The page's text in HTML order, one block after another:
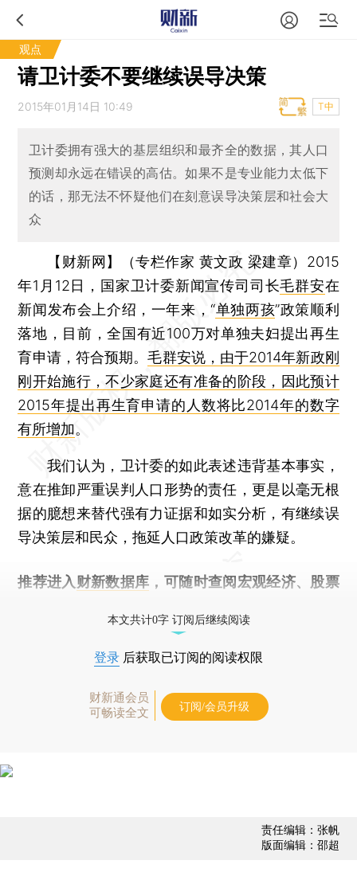
观点
请卫计委不要继续误导决策
2015年01月14日 10:49 T中
卫计委拥有强大的基层组织和最齐全的数据，其人口
预测却永远在错误的高估。如果不是专业能力太低下
的话，那无法不怀疑他们在刻意误导决策层和社会大
众
【财新网】（专栏作家 黄文政 梁建章） 2015
年1月12日，国家卫计委新闻宣传司司长毛群安在
新闻发布会上介绍，一年来，“单独两孩”政策顺利
落地，目前，全国有近100万对单独夫妇提出再生
育申请，符合预期。毛群安说，由于2014年新政刚
刚开始施行，不少家庭还有准备的阶段，因此预计
2015年提出再生育申请的人数将比2014年的数字
有所增加。
我们认为，卫计委的如此表述违背基本事实，
意在推卸严重误判人口形势的责任，更是以毫无根
据的臆想来替代强有力证据和如实分析，有继续误
导决策层和民众，拖延人口政策改革的嫌疑。
推荐进入 财新数据库 ，可随时查阅宏观经济、股票
本文共计0字 订阅后继续阅读
登录 后获取已订阅的阅读权限
财新通会员
可畅读全文
订阅/会员升级
责任编辑：张帆
版面编辑：邵超